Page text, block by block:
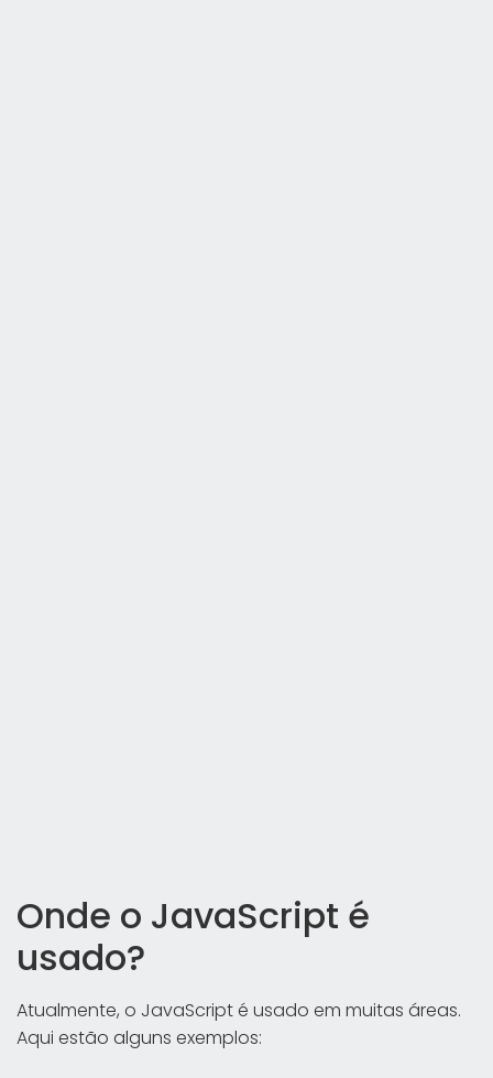
Onde o JavaScript é
usado?
Atualmente, o JavaScript é usado em muitas áreas.
Aqui estão alguns exemplos: